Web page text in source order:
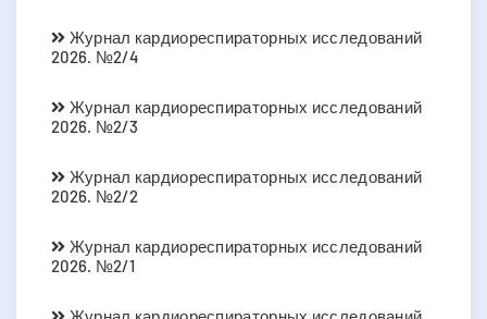
Журнал кардиореспираторных исследований
2026. №2/4
Журнал кардиореспираторных исследований
2026. №2/3
Журнал кардиореспираторных исследований
2026. №2/2
Журнал кардиореспираторных исследований
2026. №2/1